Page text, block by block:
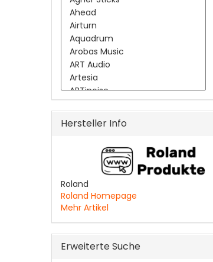
Hersteller Info
Roland
Roland Homepage
Mehr Artikel
Erweiterte Suche